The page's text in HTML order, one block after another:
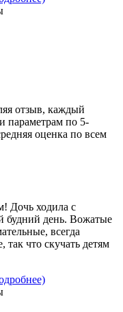
отзыв, каждый
параметрам по 5-
оценка по всем
Дочь ходила с
будний день. Вожатые
всегда
что скучать детям